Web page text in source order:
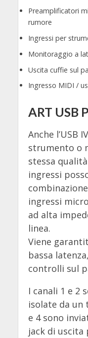
Preamplificatori
rumore
Ingressi per
Monitoraggio a
Uscita cuffie sul
Ingresso MIDI /
ART USB
Anche l’USB
strumento o
stessa
ingressi
ingressi
ad alta
linea.
Viene
bassa
controlli sul
I canali 1 e 2
isolate da un
e 4 sono
jack di uscita